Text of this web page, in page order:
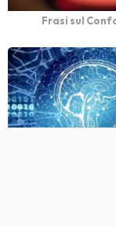
Frasi sul